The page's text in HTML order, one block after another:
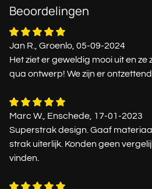
Beoordelingen
Jan R., Groenlo, 05-09-2024
Het ziet er geweldig mooi uit en ze
qua ontwerp! We zijn er
Marc W., Enschede, 17-01-2023
Superstrak design. Gaaf
strak uiterlijk. Konden geen
vinden.